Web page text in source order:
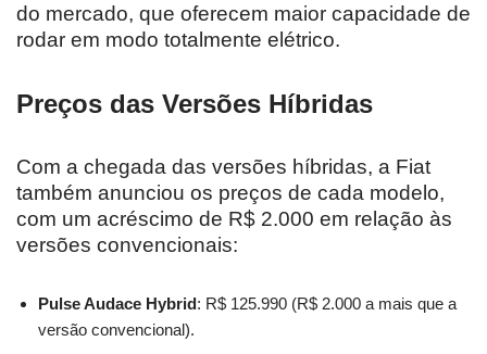
do mercado, que oferecem maior capacidade de
rodar em modo totalmente elétrico.
Preços das Versões Híbridas
Com a chegada das versões híbridas, a Fiat
também anunciou os preços de cada modelo,
com um acréscimo de R$ 2.000 em relação às
versões convencionais:
Pulse Audace Hybrid: R$ 125.990 (R$ 2.000 a mais que a
versão convencional).